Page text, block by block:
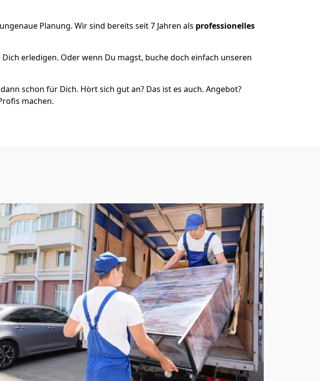
Planung. Wir sind bereits seit 7 Jahren als professionelles
erledigen. Oder wenn Du magst, buche doch einfach unseren
schon für Dich. Hört sich gut an? Das ist es auch. Angebot?
machen.